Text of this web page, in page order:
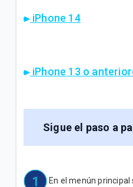
Full Equipo: Plan móvil
iPhone 14
iPhone 13 o
Sigue el paso a
En el menún principal